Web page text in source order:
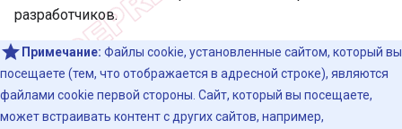
разработчиков.
Примечание: Файлы cookie, установленные сайтом, который вы
посещаете (тем, что отображается в адресной строке), являются
файлами cookie первой стороны. Сайт, который вы посещаете,
может встраивать контент с других сайтов, например,